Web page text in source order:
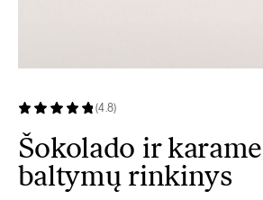
(4.8)
Šokolado ir
baltymų rinkinys